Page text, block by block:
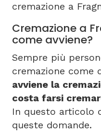
cremazione a
Cremazione a
come avviene?
Sempre più
cremazione come
avviene la
costa farsi
In questo articolo
queste domande.